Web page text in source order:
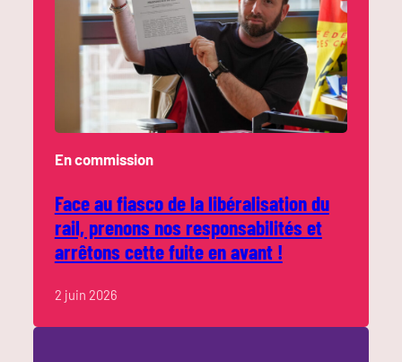
En commission
Face au fiasco de la libéralisation du
rail, prenons nos responsabilités et
arrêtons cette fuite en avant !
2 juin 2026